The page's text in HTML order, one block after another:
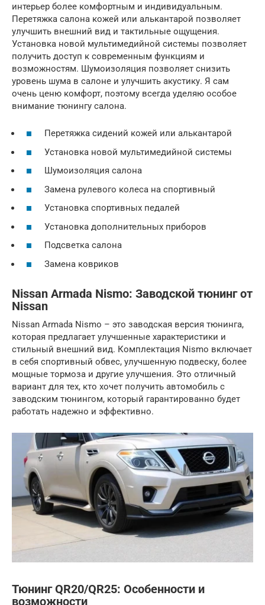
интерьер более комфортным и индивидуальным.
Перетяжка салона кожей или алькантарой позволяет
улучшить внешний вид и тактильные ощущения.
Установка новой мультимедийной системы позволяет
получить доступ к современным функциям и
возможностям. Шумоизоляция позволяет снизить
уровень шума в салоне и улучшить акустику. Я сам
очень ценю комфорт, поэтому всегда уделяю особое
внимание тюнингу салона.
Перетяжка сидений кожей или алькантарой
Установка новой мультимедийной системы
Шумоизоляция салона
Замена рулевого колеса на спортивный
Установка спортивных педалей
Установка дополнительных приборов
Подсветка салона
Замена ковриков
Nissan Armada Nismo: Заводской тюнинг от
Nissan
Nissan Armada Nismo – это заводская версия тюнинга,
которая предлагает улучшенные характеристики и
стильный внешний вид. Комплектация Nismo включает
в себя спортивный обвес, улучшенную подвеску, более
мощные тормоза и другие улучшения. Это отличный
вариант для тех, кто хочет получить автомобиль с
заводским тюнингом, который гарантированно будет
работать надежно и эффективно.
Тюнинг QR20/QR25: Особенности и
возможности